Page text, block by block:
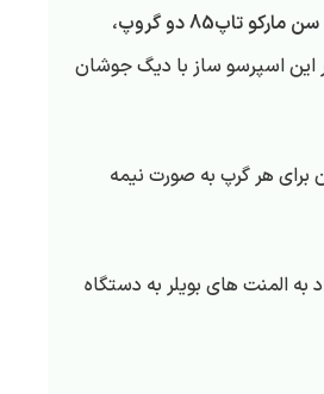
تاپ85 دو گروپ
،
تک فاز است. حجم بویلر این اسپرسو ساز با دیگ جوشان
و روشن کردن آن برای هر گرپ به صورت نیمه
مازاد به المنت های بویلر به دستگاه